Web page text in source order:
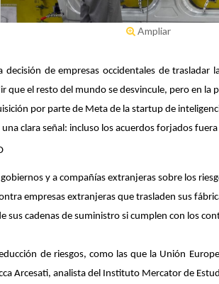
Ampliar
de empresas occidentales de
que el resto del mundo se desvincule, pero en la
por parte de Meta de la startup de
clara señal: incluso los acuerdos forjados
y a compañías extranjeras sobre los
empresas extranjeras que trasladen sus
sus cadenas de suministro si cumplen con los
de riesgos, como las que la Unión
Arcesati, analista del Instituto Mercator de